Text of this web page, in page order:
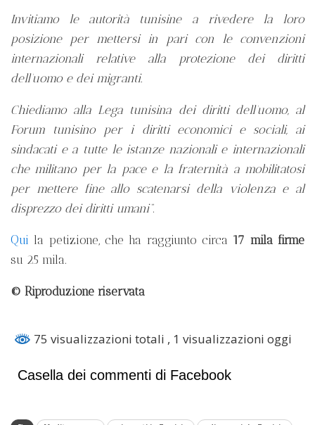
Invitiamo le autorità tunisine a rivedere la loro
posizione per mettersi in pari con le convenzioni
internazionali relative alla protezione dei diritti
dell’uomo e dei migranti.
Chiediamo alla Lega tunisina dei diritti dell’uomo, al
Forum tunisino per i diritti economici e sociali, ai
sindacati e a tutte le istanze nazionali e internazionali
che militano per la pace e la fraternità a mobilitatosi
per mettere fine allo scatenarsi della violenza e al
disprezzo dei diritti umani”.
Qui la petizione, che ha raggiunto circa 17 mila firme
su 25 mila.
© Riproduzione riservata
75 visualizzazioni totali , 1 visualizzazioni oggi
Casella dei commenti di Facebook